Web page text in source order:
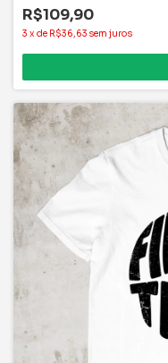
R$109,90
3 xde R$36,63 sem juros